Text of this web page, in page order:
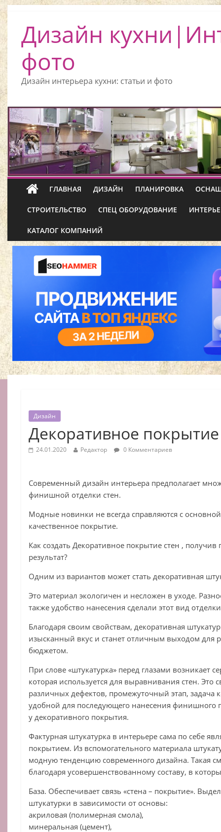
Дизайн
фото
Дизайн интерьера кухни: статьи и фото
ГЛАВНАЯ ДИЗАЙН ПЛАНИРОВКА
СТРОИТЕЛЬСТВО СПЕЦ ОБОРУДОВАНИЕ
КАТАЛОГ КОМПАНИЙ
Дизайн
Декоративное покрытие
24.01.2020 Редактор 0 Комментариев
Современный дизайн интерьера предполагает
финишной отделки стен.
Модные новинки не всегда справляются с
качественное покрытие.
Как создать Декоративное покрытие стен ,
результат?
Одним из вариантов может стать декоративная
Это материал экологичен и несложен в уходе.
также удобство нанесения сделали этот вид
Благодаря своим свойствам, декоративная
изысканный вкус и станет отличным выходом для
бюджетом.
При слове «штукатурка» перед глазами возникает
которая используется для выравнивания стен. Это
различных дефектов, промежуточный этап, задача
удобной для последующего нанесения финишного
у декоративного покрытия.
Фактурная штукатурка в интерьере сама по себе
покрытием. Из вспомогательного материала
модную тенденцию современного дизайна. Такая
благодаря усовершенствованному составу, в
База. Обеспечивает связь «стена – покрытие».
штукатурки в зависимости от основы:
акриловая (полимерная смола),
минеральная (цемент),